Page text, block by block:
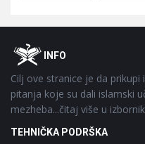
FooterOINFO
Cilj ove stranice je da
pitanja koje su dali islamski
mezheba...čitaj više u
TEHNIČKA PODRŠKA